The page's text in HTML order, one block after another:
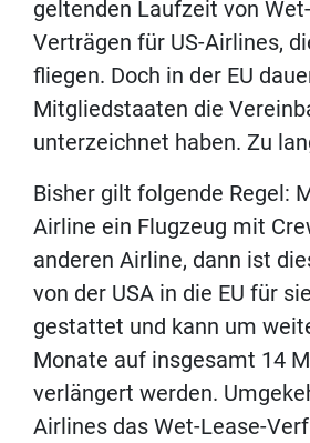
geltenden Laufzeit von
Verträgen für US-Airlines,
fliegen. Doch in der EU
Mitgliedstaaten die
unterzeichnet haben. Zu
Bisher gilt folgende Regel:
Airline ein Flugzeug mit
anderen Airline, dann ist
von der USA in die EU für
gestattet und kann um
Monate auf insgesamt 14
verlängert werden.
Airlines das Wet-Lease-